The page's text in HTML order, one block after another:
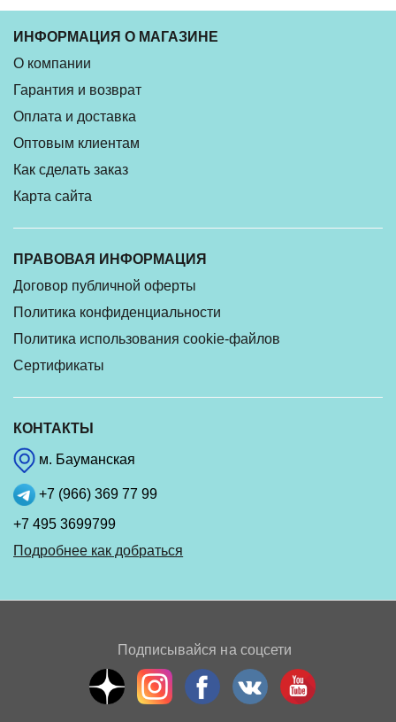
ИНФОРМАЦИЯ О МАГАЗИНЕ
О компании
Гарантия и возврат
Оплата и доставка
Оптовым клиентам
Как сделать заказ
Карта сайта
ПРАВОВАЯ ИНФОРМАЦИЯ
Договор публичной оферты
Политика конфиденциальности
Политика использования cookie-файлов
Сертификаты
КОНТАКТЫ
м. Бауманская
+7 (966) 369 77 99
+7 495 3699799
Подробнее как добраться
Подписывайся на соцсети